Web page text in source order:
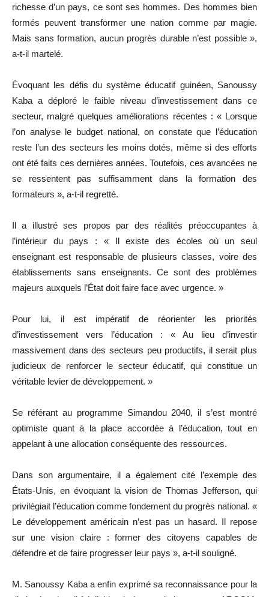
richesse d’un pays, ce sont ses hommes. Des hommes bien
formés peuvent transformer une nation comme par magie.
Mais sans formation, aucun progrès durable n’est possible »,
a-t-il martelé.
Évoquant les défis du système éducatif guinéen, Sanoussy
Kaba a déploré le faible niveau d’investissement dans ce
secteur, malgré quelques améliorations récentes : « Lorsque
l’on analyse le budget national, on constate que l’éducation
reste l’un des secteurs les moins dotés, même si des efforts
ont été faits ces dernières années. Toutefois, ces avancées ne
se ressentent pas suffisamment dans la formation des
formateurs », a-t-il regretté.
Il a illustré ses propos par des réalités préoccupantes à
l’intérieur du pays : « Il existe des écoles où un seul
enseignant est responsable de plusieurs classes, voire des
établissements sans enseignants. Ce sont des problèmes
majeurs auxquels l’État doit faire face avec urgence. »
Pour lui, il est impératif de réorienter les priorités
d’investissement vers l’éducation : « Au lieu d’investir
massivement dans des secteurs peu productifs, il serait plus
judicieux de renforcer le secteur éducatif, qui constitue un
véritable levier de développement. »
Se référant au programme Simandou 2040, il s’est montré
optimiste quant à la place accordée à l’éducation, tout en
appelant à une allocation conséquente des ressources.
Dans son argumentaire, il a également cité l’exemple des
États-Unis, en évoquant la vision de Thomas Jefferson, qui
privilégiait l’éducation comme fondement du progrès national. «
Le développement américain n’est pas un hasard. Il repose
sur une vision claire : former des citoyens capables de
défendre et de faire progresser leur pays », a-t-il souligné.
M. Sanoussy Kaba a enfin exprimé sa reconnaissance pour la